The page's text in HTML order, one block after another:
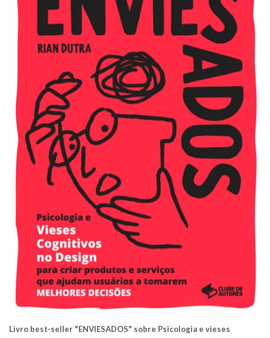
Livro best-seller "ENVIESADOS" sobre Psicologia e vieses